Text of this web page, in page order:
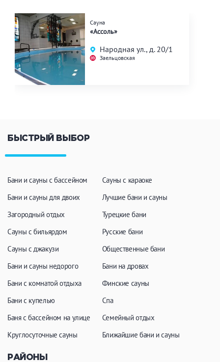
Сауна
«Ассоль»
Народная ул., д. 20/1
Заельцовская
БЫСТРЫЙ ВЫБОР
Бани и сауны с бассейном
Бани и сауны для двоих
Загородный отдых
Сауны с бильярдом
Сауны с джакузи
Бани и сауны недорого
Бани с комнатой отдыха
Бани с купелью
Баня с бассейном на улице
Круглосуточные сауны
Сауны с караоке
Лучшие бани и сауны
Турецкие бани
Русские бани
Общественные бани
Бани на дровах
Финские сауны
Спа
Семейный отдых
Ближайшие бани и сауны
РАЙОНЫ